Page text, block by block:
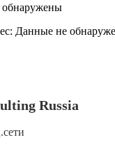
Данные не
Russia